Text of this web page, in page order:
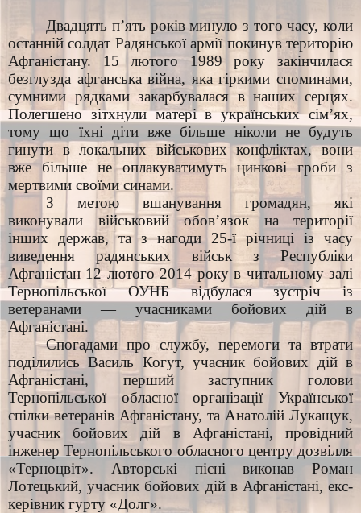
Двадцять п’ять років минуло з того часу, коли
останній солдат Радянської армії покинув територію
Афганістану. 15 лютого 1989 року закінчилася
безглузда афганська війна, яка гіркими споминами,
сумними рядками закарбувалася в наших серцях.
Полегшено зітхнули матері в українських сім’ях,
тому що їхні діти вже більше ніколи не будуть
гинути в локальних військових конфліктах, вони
вже більше не оплакуватимуть цинкові гроби з
мертвими своїми синами.
З метою вшанування громадян, які
виконували військовий обов’язок на території
інших держав, та з нагоди 25-ї річниці із часу
виведення радянських військ з Республіки
Афганістан 12 лютого 2014 року в читальному залі
Тернопільської ОУНБ відбулася зустріч із
ветеранами — учасниками бойових дій в
Афганістані.
Спогадами про службу, перемоги та втрати
поділились Василь Когут, учасник бойових дій в
Афганістані, перший заступник голови
Тернопільської обласної організації Української
спілки ветеранів Афганістану, та Анатолій Лукащук,
учасник бойових дій в Афганістані, провідний
інженер Тернопільського обласного центру дозвілля
«Терноцвіт». Авторські пісні виконав Роман
Лотецький, учасник бойових дій в Афганістані, екс-
керівник гурту «Долг».